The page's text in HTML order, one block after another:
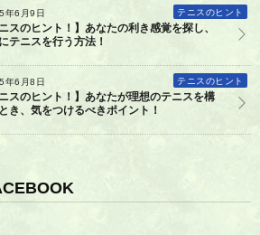
年6月9日 テニスのヒント
ニスのヒント！】あなたの利き感覚を探し、
テニスを行う方法！
年6月8日 テニスのヒント
ニスのヒント！】あなたが理想のテニスを構
き、気をつけるべきポイント！